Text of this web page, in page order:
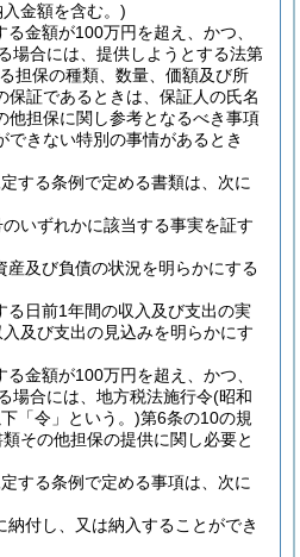
金額を含む。)
金額が100万円を超え、かつ、
場合には、提供しようとする法第
担保の種類、数量、価額及び所
保証であるときは、保証人の氏名
他担保に関し参考となるべき事項
できない特別の事情があるとき
する条例で定める書類は、次に
いずれかに該当する事実を証す
産及び負債の状況を明らかにする
る日前1年間の収入及び支出の実
及び支出の見込みを明らかにす
金額が100万円を超え、かつ、
場合には、地方税法施行令(昭和
「令」という。)第6条の10の規
その他担保の提供に関し必要と
する条例で定める事項は、次に
納付し、又は納入することができ